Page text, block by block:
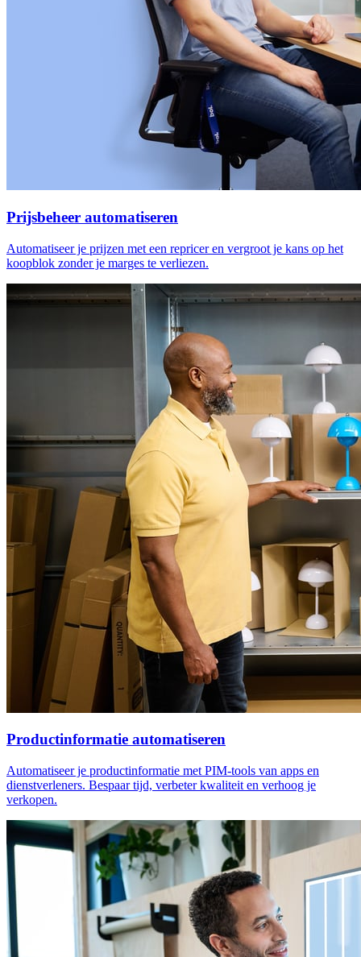
Prijsbeheer automatiseren
Automatiseer je prijzen met een repricer en vergroot je kans op het
koopblok zonder je marges te verliezen.
Productinformatie automatiseren
Automatiseer je productinformatie met PIM-tools van apps en
dienstverleners. Bespaar tijd, verbeter kwaliteit en verhoog je
verkopen.